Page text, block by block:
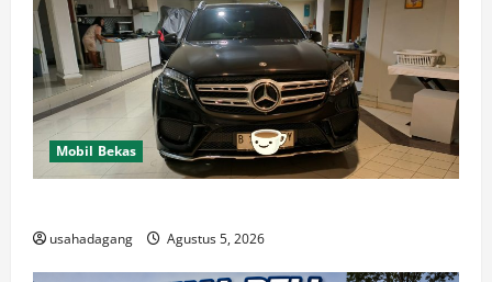
Mobil Bekas
usahadagang Agustus 5, 2026